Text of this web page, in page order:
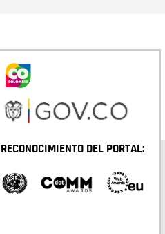
RECONOCIMIENTO DEL PORTAL: